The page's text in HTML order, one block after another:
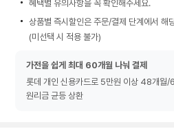
혜택별 유의사항을 꼭 확인해주세요.
상품별 즉시할인은 주문/결제 단계에서 해
(미선택 시 적용 불가)
가전을 쉽게 최대 60개월 나눠 결제
롯데 개인 신용카드로 5만원 이상 48개월/
원리금 균등 상환